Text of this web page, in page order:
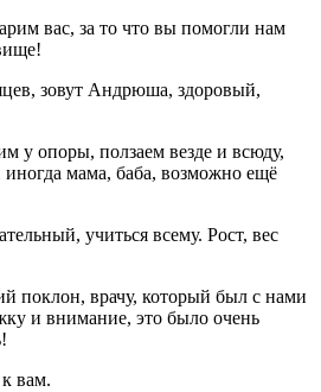
вас, за то что вы помогли нам
зовут Андрюша, здоровый,
у опоры, ползаем везде и всюду,
иногда мама, баба, возможно ещё
учиться всему. Рост, вес
поклон, врачу, который был с нами
и внимание, это было очень
вам.